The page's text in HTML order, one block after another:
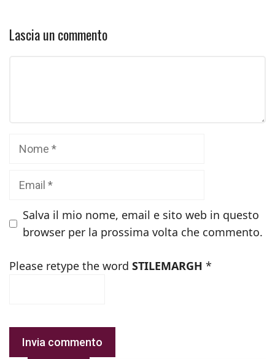
Lascia un commento
Salva il mio nome, email e sito web in questo
browser per la prossima volta che commento.
Please retype the word STILEMARGH *